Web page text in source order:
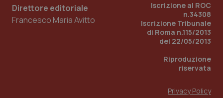
Direttore editoriale
Francesco Maria Avitto
Iscrizione al ROC
n.34308
Iscrizione Tribunale
di Roma n.115/2013
del 22/05/2013
Riproduzione
riservata
Privacy Policy
PHPSESSID
PHP.net
www.quotidianosanita.it